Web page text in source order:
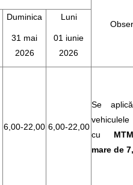
Duminica
31 mai
2026
Luni
01 iunie
2026
6,00-22,00 6,00-22,00
Se
cu
mare de